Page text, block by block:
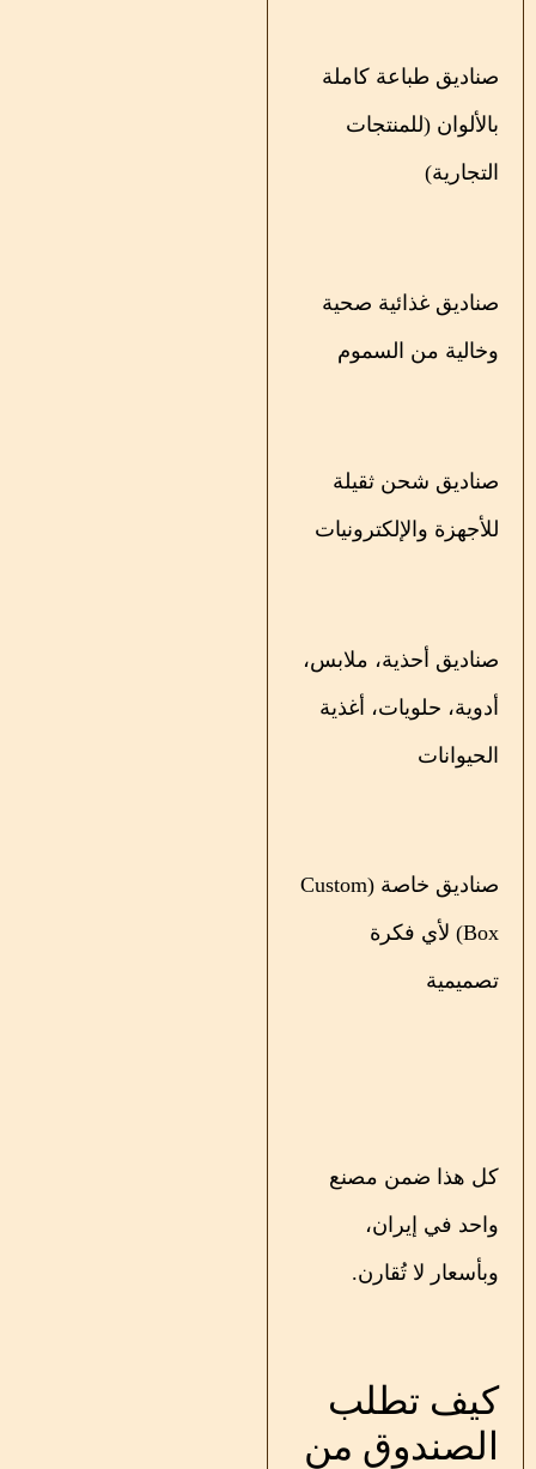
صناديق طباعة كاملة
بالألوان (للمنتجات
التجارية)
صناديق غذائية صحية
وخالية من السموم
صناديق شحن ثقيلة
للأجهزة والإلكترونيات
صناديق أحذية، ملابس،
أدوية، حلويات، أغذية
الحيوانات
صناديق خاصة (Custom
Box) لأي فكرة
تصميمية
كل هذا ضمن مصنع
واحد في إيران،
وبأسعار لا تُقارن.
كيف تطلب
الصندوق من